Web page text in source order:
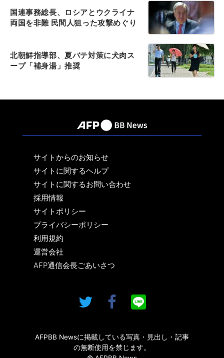
国連事務総長、ロシアとウクライナ
両国を非難 民間人狙った攻撃めぐり
北朝鮮指導部、夏バテ対策に犬肉ス
ープ「補身湯」推奨
サイトからのお知らせ
サイトに関するヘルプ
サイトに関するお問い合わせ
採用情報
サイトポリシー
プライバシーポリシー
利用規約
運営会社
AFP通信会長ごあいさつ
AFPBB Newsに掲載している写真・見出し・記事
の無断使用を禁じます。